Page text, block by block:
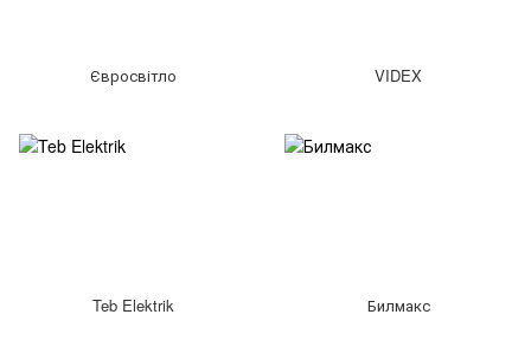
Євросвітло VIDEX
Teb Elektrik Билмакс